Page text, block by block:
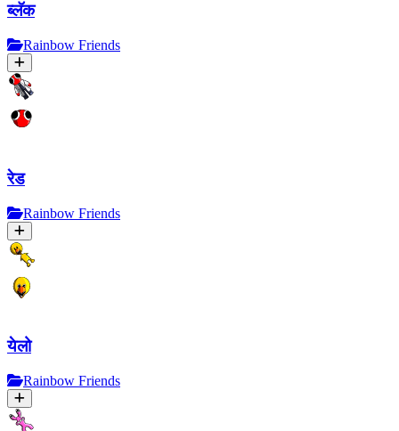
ब्लॅक
Rainbow Friends
रेड
Rainbow Friends
येलो
Rainbow Friends